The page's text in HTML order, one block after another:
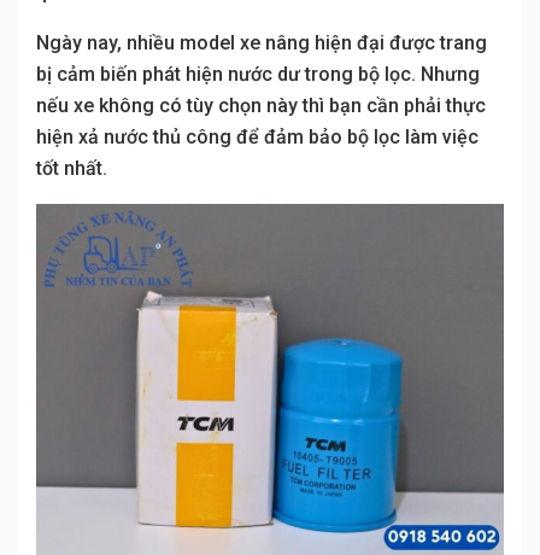
Ngày nay, nhiều model xe nâng hiện đại được trang
bị cảm biến phát hiện nước dư trong bộ lọc. Nhưng
nếu xe không có tùy chọn này thì bạn cần phải thực
hiện xả nước thủ công để đảm bảo bộ lọc làm việc
tốt nhất.